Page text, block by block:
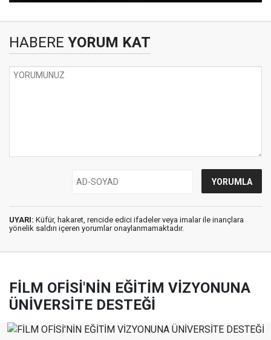
HABERE YORUM KAT
UYARI: Küfür, hakaret, rencide edici ifadeler veya imalar ile inançlara
yönelik saldırı içeren yorumlar onaylanmamaktadır.
FİLM OFİSİ'NİN EĞİTİM VİZYONUNA
ÜNİVERSİTE DESTEĞİ